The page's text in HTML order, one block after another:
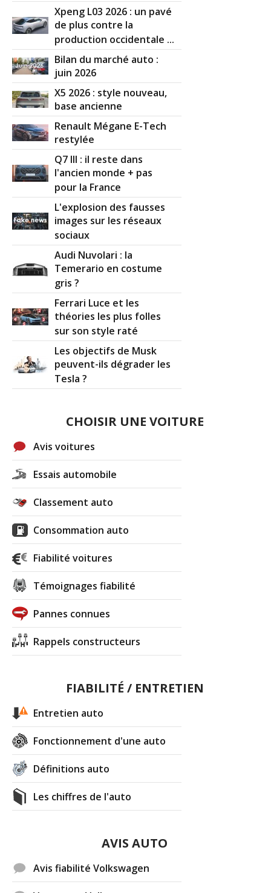
Xpeng L03 2026 : un pavé
de plus contre la
production occidentale ...
Bilan du marché auto :
juin 2026
X5 2026 : style nouveau,
base ancienne
Renault Mégane E-Tech
restylée
Q7 III : il reste dans
l'ancien monde + pas
pour la France
L'explosion des fausses
images sur les réseaux
sociaux
Audi Nuvolari : la
Temerario en costume
gris ?
Ferrari Luce et les
théories les plus folles
sur son style raté
Les objectifs de Musk
peuvent-ils dégrader les
Tesla ?
CHOISIR UNE VOITURE
Avis voitures
Essais automobile
Classement auto
Consommation auto
Fiabilité voitures
Témoignages fiabilité
Pannes connues
Rappels constructeurs
FIABILITÉ / ENTRETIEN
Entretien auto
Fonctionnement d'une auto
Définitions auto
Les chiffres de l'auto
AVIS AUTO
Avis fiabilité Volkswagen